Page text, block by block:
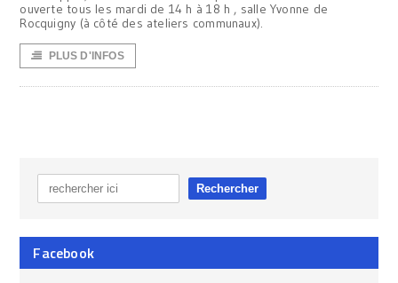
ouverte tous les mardi de 14 h à 18 h , salle Yvonne de
Rocquigny (à côté des ateliers communaux).
PLUS D'INFOS
Facebook